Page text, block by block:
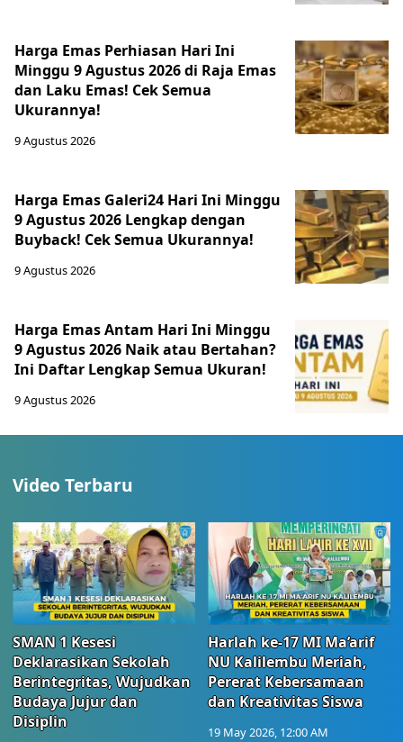
Harga Emas Perhiasan Hari Ini
Minggu 9 Agustus 2026 di Raja Emas
dan Laku Emas! Cek Semua
Ukurannya!
9 Agustus 2026
Harga Emas Galeri24 Hari Ini Minggu
9 Agustus 2026 Lengkap dengan
Buyback! Cek Semua Ukurannya!
9 Agustus 2026
Harga Emas Antam Hari Ini Minggu
9 Agustus 2026 Naik atau Bertahan?
Ini Daftar Lengkap Semua Ukuran!
9 Agustus 2026
Video Terbaru
SMAN 1 Kesesi
Deklarasikan Sekolah
Berintegritas, Wujudkan
Budaya Jujur dan
Disiplin
Harlah ke-17 MI Ma’arif
NU Kalilembu Meriah,
Pererat Kebersamaan
dan Kreativitas Siswa
19 May 2026, 12:00 AM